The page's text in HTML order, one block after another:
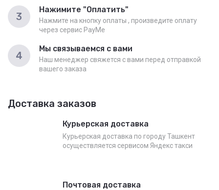
3
Нажимите "Оплатить"
Нажмите на кнопку оплаты , произведите оплату
через сервис PayMe
4
Мы связываемся с вами
Наш менеджер свяжется с вами перед отправкой
вашего заказа
Доставка заказов
Курьерская доставка
Курьерская доставка по городу Ташкент
осуществляется сервисом Яндекс такси
Почтовая доставка